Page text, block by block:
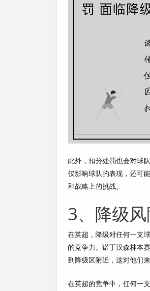
此外，扣分处罚也会对球
仅影响球队的表现，还可
和战略上的挑战。
3、降级
在英超，降级对任何一支
的竞争力。诺丁汉森林本
到降级区附近，这对他们
在英超的竞争中，任何一